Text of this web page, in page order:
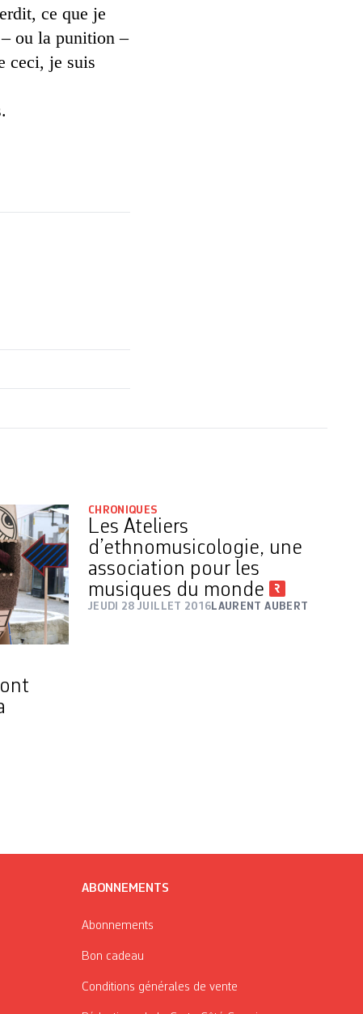
ce que je
ou la punition –
ceci, je suis
CHRONIQUES
Les Ateliers
d’ethnomusicologie, une
association pour les
musiques du monde
JEUDI 28 JUILLET 2016 LAURENT AUBERT
ABONNEMENTS
Abonnements
Bon cadeau
Conditions générales de vente